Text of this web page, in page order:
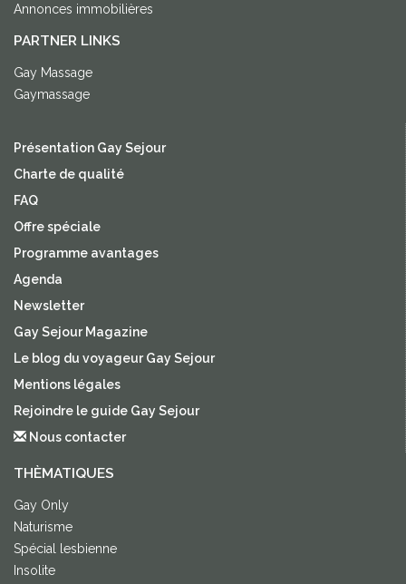
Annonces immobilières
PARTNER LINKS
Gay Massage
Gaymassage
Présentation Gay Sejour
Charte de qualité
FAQ
Offre spéciale
Programme avantages
Agenda
Newsletter
Gay Sejour Magazine
Le blog du voyageur Gay Sejour
Mentions légales
Rejoindre le guide Gay Sejour
Nous contacter
THÈMATIQUES
Gay Only
Naturisme
Spécial lesbienne
Insolite